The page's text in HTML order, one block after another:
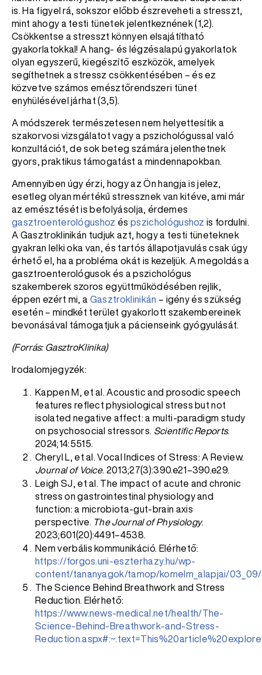
is. Ha figyel rá, sokszor előbb észreveheti a stresszt,
mint ahogy a testi tünetek jelentkeznének (1,2).
Csökkentse a stresszt könnyen elsajátítható
gyakorlatokkal! A hang- és légzésalapú gyakorlatok
olyan egyszerű, kiegészítő eszközök, amelyek
segíthetnek a stressz csökkentésében – és ez
közvetve számos emésztőrendszeri tünet
enyhülésével járhat (3,5).
A módszerek természetesen nem helyettesítik a
szakorvosi vizsgálatot vagy a pszichológussal való
konzultációt, de sok beteg számára jelenthetnek
gyors, praktikus támogatást a mindennapokban.
Amennyiben úgy érzi, hogy az Ön hangja is jelez,
esetleg olyan mértékű stressznek van kitéve, ami már
az emésztését is befolyásolja, érdemes
gasztroenterológushoz éspszichológushoz is fordulni.
A Gasztroklinikán tudjuk azt, hogy a testi tüneteknek
gyakran lelki oka van, és tartós állapotjavulás csak úgy
érhető el, ha a probléma okát is kezeljük. A megoldás a
gasztroenterológusok és a pszichológus
szakemberek szoros együttműködésében rejlik,
éppen ezért mi, a Gasztroklinikán – igény és szükség
esetén – mindkét terület gyakorlott szakembereinek
bevonásával támogatjuk a pácienseink gyógyulását.
(Forrás: GasztroKlinika)
Irodalomjegyzék:
Kappen M, et al. Acoustic and prosodic speech
features reflect physiological stress but not
isolated negative affect: a multi-paradigm study
on psychosocial stressors. Scientific Reports.
2024;14:5515.
Cheryl L, et al. Vocal Indices of Stress: A Review.
Journal of Voice. 2013;27(3):390.e21–390.e29.
Leigh SJ, et al. The impact of acute and chronic
stress on gastrointestinal physiology and
function: a microbiota-gut-brain axis
perspective.
The Journal of Physiology.
2023;601(20):4491–4538.
Nem verbális kommunikáció. Elérhető:
https://forgos.uni-eszterhazy.hu/wp-
content/tananyagok/tamop/komelm_alapjai/03_09/
The Science Behind Breathwork and Stress
Reduction. Elérhető:
https://www.news-medical.net/health/The-
Science-Behind-Breathwork-and-Stress-